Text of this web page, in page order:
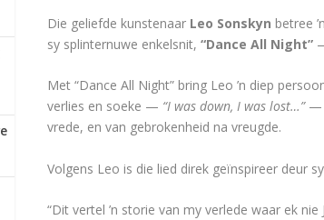
Die geliefde kunstenaar Leo Sonskyn betree
sy splinternuwe enkelsnit, “Dance All Night”
Met “Dance All Night” bring Leo ’n diep
verlies en soeke — “I was down, I was lost…”—
vrede, en van gebrokenheid na vreugde.
Volgens Leo is die lied direk geïnspireer deur
“Dit vertel ’n storie van my verlede waar ek